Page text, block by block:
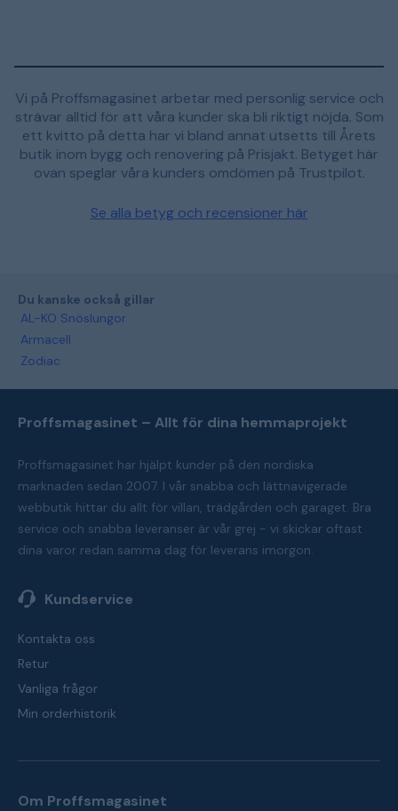
Vi på Proffsmagasinet arbetar med personlig service och
strävar alltid för att våra kunder ska bli riktigt nöjda. Som
ett kvitto på detta har vi bland annat utsetts till Årets
butik inom bygg och renovering på Prisjakt. Betyget här
ovan speglar våra kunders omdömen på Trustpilot.
Se alla betyg och recensioner här
Du kanske också gillar
AL-KO Snöslungor
Armacell
Zodiac
Proffsmagasinet – Allt för dina hemmaprojekt
Proffsmagasinet har hjälpt kunder på den nordiska
marknaden sedan 2007. I vår snabba och lättnavigerade
webbutik hittar du allt för villan, trädgården och garaget. Bra
service och snabba leveranser är vår grej - vi skickar oftast
dina varor redan samma dag för leverans imorgon.
Kundservice
Kontakta oss
Retur
Vanliga frågor
Min orderhistorik
Om Proffsmagasinet